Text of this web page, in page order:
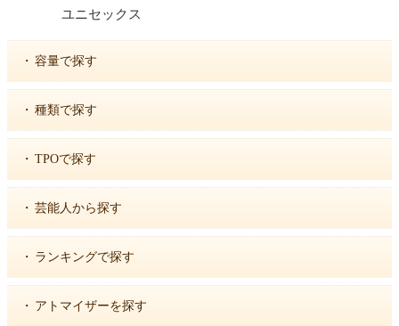
ユニセックス
・ 容量で探す
・ 種類で探す
・ TPOで探す
・ 芸能人から探す
・ ランキングで探す
・ アトマイザーを探す